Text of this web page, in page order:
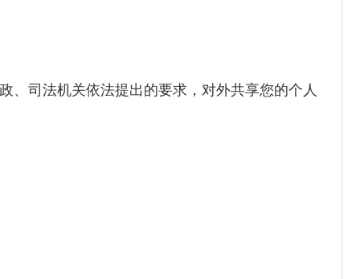
司法机关依法提出的要求，对外共享您的个人